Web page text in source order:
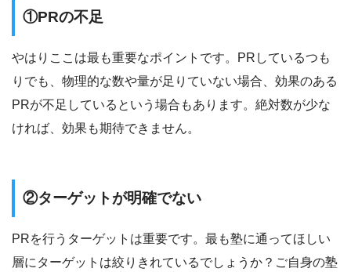
①PRの不足
やはりここは最も重要なポイントです。PRしているつも
りでも、物理的な数や量が足りていない場合、効果のある
PRが不足しているという場合もあります。絶対数が少な
ければ、効果も期待できません。
②ターゲットが明確でない
PRを行うターゲットは重要です。最も塾に通ってほしい
層にターゲットは絞りきれているでしょうか？ご自身の塾